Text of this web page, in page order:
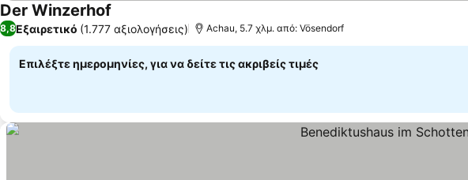
Der Winzerhof
8,8Εξαιρετικό (1.777 αξιολογήσεις) Achau, 5.7 χλμ. από: Vösendorf
Επιλέξτε ημερομηνίες, για να δείτε τις ακριβείς τιμές